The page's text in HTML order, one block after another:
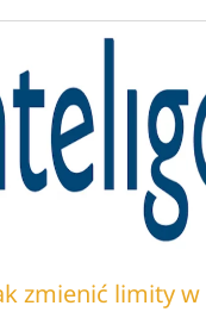
zmienić limity w